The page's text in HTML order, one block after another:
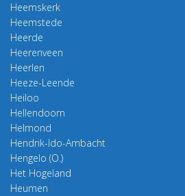
Heemskerk
Heemstede
Heerde
Heerenveen
Heerlen
Heeze-Leende
Heiloo
Hellendoorn
Helmond
Hendrik-Ido-Ambacht
Hengelo (O.)
Het Hogeland
Heumen